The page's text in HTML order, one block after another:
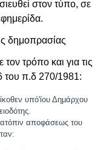
στον τύπο, σε
δημοπρασίας
τρόπο και για τις
του π.δ 270/1981:
υπό'ίου Δημάρχου
αποφάσεως του